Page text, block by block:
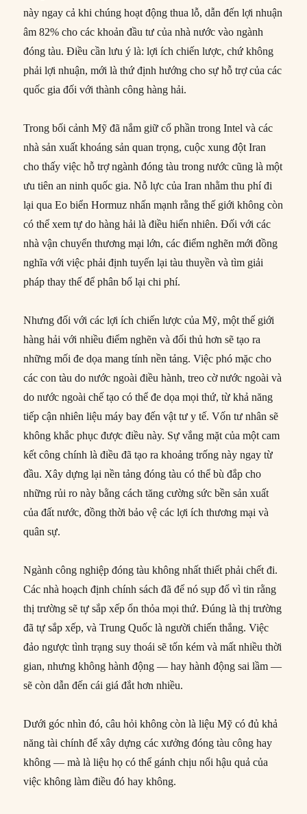
này ngay cả khi chúng hoạt động thua lỗ, dẫn đến lợi nhuận
âm 82% cho các khoản đầu tư của nhà nước vào ngành
đóng tàu. Điều cần lưu ý là: lợi ích chiến lược, chứ không
phải lợi nhuận, mới là thứ định hướng cho sự hỗ trợ của các
quốc gia đối với thành công hàng hải.
Trong bối cảnh Mỹ đã nắm giữ cổ phần trong Intel và các
nhà sản xuất khoáng sản quan trọng, cuộc xung đột Iran
cho thấy việc hỗ trợ ngành đóng tàu trong nước cũng là một
ưu tiên an ninh quốc gia. Nỗ lực của Iran nhằm thu phí đi
lại qua Eo biển Hormuz nhấn mạnh rằng thế giới không còn
có thể xem tự do hàng hải là điều hiển nhiên. Đối với các
nhà vận chuyển thương mại lớn, các điểm nghẽn mới đồng
nghĩa với việc phải định tuyến lại tàu thuyền và tìm giải
pháp thay thế để phân bổ lại chi phí.
Nhưng đối với các lợi ích chiến lược của Mỹ, một thế giới
hàng hải với nhiều điểm nghẽn và đối thủ hơn sẽ tạo ra
những mối đe dọa mang tính nền tảng. Việc phó mặc cho
các con tàu do nước ngoài điều hành, treo cờ nước ngoài và
do nước ngoài chế tạo có thể đe dọa mọi thứ, từ khả năng
tiếp cận nhiên liệu máy bay đến vật tư y tế. Vốn tư nhân sẽ
không khắc phục được điều này. Sự vắng mặt của một cam
kết công chính là điều đã tạo ra khoảng trống này ngay từ
đầu. Xây dựng lại nền tảng đóng tàu có thể bù đắp cho
những rủi ro này bằng cách tăng cường sức bền sản xuất
của đất nước, đồng thời bảo vệ các lợi ích thương mại và
quân sự.
Ngành công nghiệp đóng tàu không nhất thiết phải chết đi.
Các nhà hoạch định chính sách đã để nó sụp đổ vì tin rằng
thị trường sẽ tự sắp xếp ổn thỏa mọi thứ. Đúng là thị trường
đã tự sắp xếp, và Trung Quốc là người chiến thắng. Việc
đảo ngược tình trạng suy thoái sẽ tốn kém và mất nhiều thời
gian, nhưng không hành động — hay hành động sai lầm —
sẽ còn dẫn đến cái giá đắt hơn nhiều.
Dưới góc nhìn đó, câu hỏi không còn là liệu Mỹ có đủ khả
năng tài chính để xây dựng các xưởng đóng tàu công hay
không — mà là liệu họ có thể gánh chịu nổi hậu quả của
việc không làm điều đó hay không.